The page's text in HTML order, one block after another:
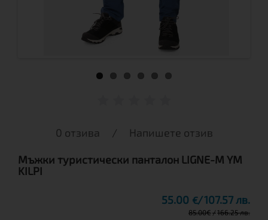
0 отзива / Напишете отзив
Мъжки туристически панталон LIGNE-M YM
KILPI
55.00 € 107.57 лв.
85.00€ 166.25 лв.